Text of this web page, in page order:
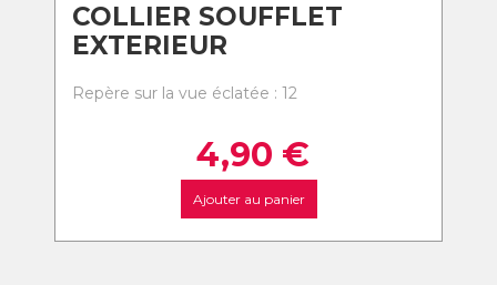
COLLIER SOUFFLET
EXTERIEUR
Repère sur la vue éclatée : 12
4,90 €
Ajouter au panier